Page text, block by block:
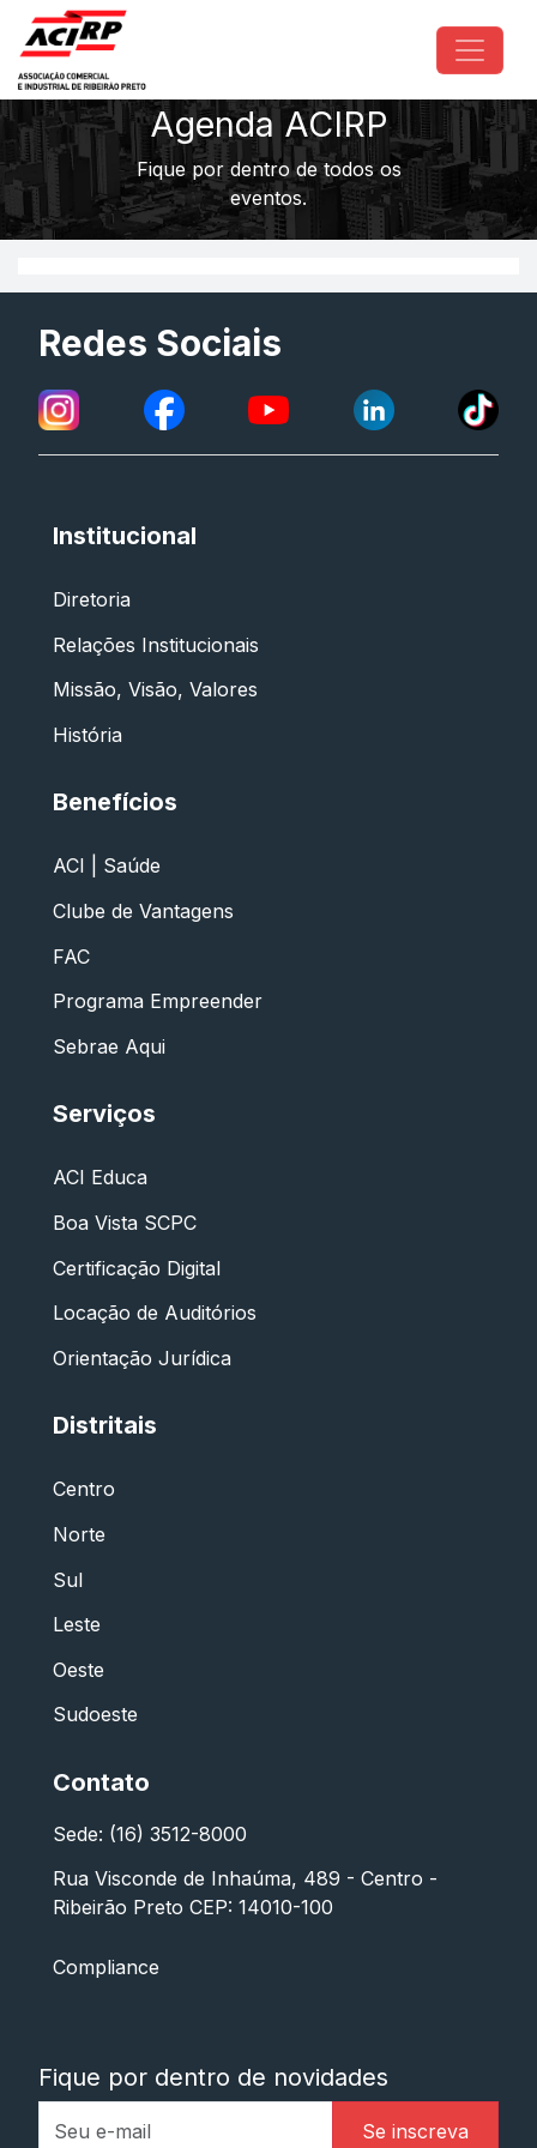
Pular para o conteúdo principal
Agenda ACIRP
Fique por dentro de todos os
eventos.
Redes Sociais
Institucional
Diretoria
Relações Institucionais
Missão, Visão, Valores
História
Benefícios
ACI | Saúde
Clube de Vantagens
FAC
Programa Empreender
Sebrae Aqui
Serviços
ACI Educa
Boa Vista SCPC
Certificação Digital
Locação de Auditórios
Orientação Jurídica
Distritais
Centro
Norte
Sul
Leste
Oeste
Sudoeste
Contato
Sede: (16) 3512-8000
Rua Visconde de Inhaúma, 489 - Centro -
Ribeirão Preto CEP: 14010-100
Compliance
Fique por dentro de novidades
Se inscreva